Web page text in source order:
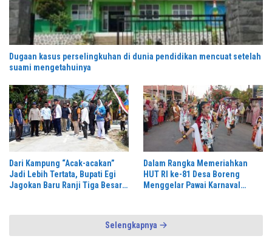
Dugaan kasus perselingkuhan di dunia pendidikan mencuat setelah
suami mengetahuinya
Dari Kampung “Acak-acakan”
Jadi Lebih Tertata, Bupati Egi
Jagokan Baru Ranji Tiga Besar
Dalam Rangka Memeriahkan
HUT RI ke-81 Desa Boreng
Menggelar Pawai Karnaval
Selengkapnya